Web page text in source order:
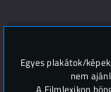
Egyes plakátok/
nem
A Filmlexikon